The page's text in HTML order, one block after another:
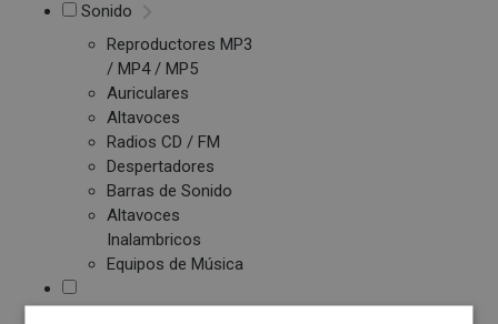
Sonido
Reproductores MP3
/ MP4 / MP5
Auriculares
Altavoces
Radios CD / FM
Despertadores
Barras de Sonido
Altavoces
Inalambricos
Equipos de Música
Relojes y Pulseras